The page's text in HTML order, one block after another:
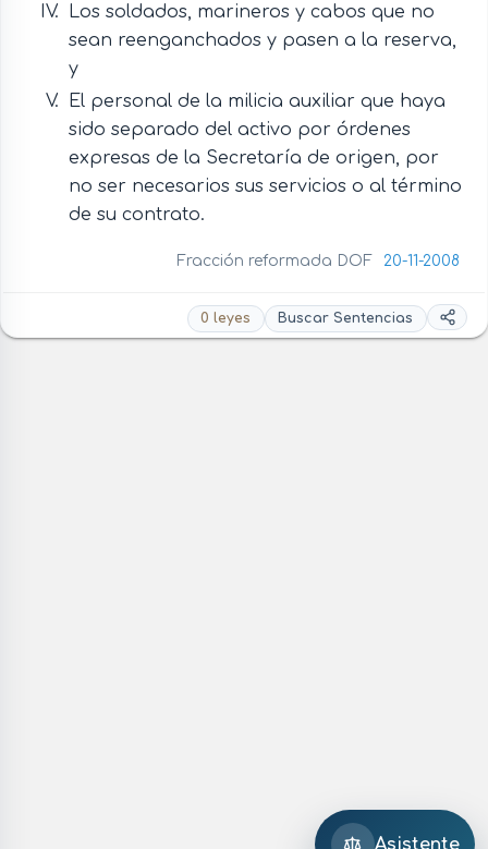
Los soldados, marineros y cabos que no
sean reenganchados y pasen a la reserva,
y
El personal de la milicia auxiliar que haya
sido separado del activo por órdenes
expresas de la Secretaría de origen, por
no ser necesarios sus servicios o al término
de su contrato.
Fracción reformada DOF 20-11-2008
0 leyes Buscar Sentencias
Asistente